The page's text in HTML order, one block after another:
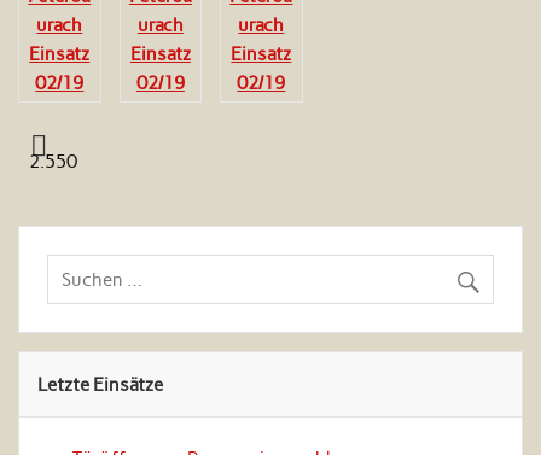
2.550
Letzte Einsätze